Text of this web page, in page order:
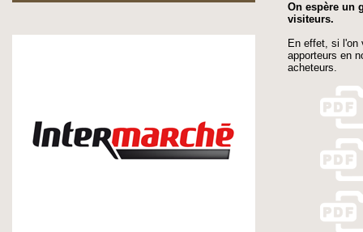
On espère un
visiteurs.
En effet, si l'on
apporteurs en
acheteurs.